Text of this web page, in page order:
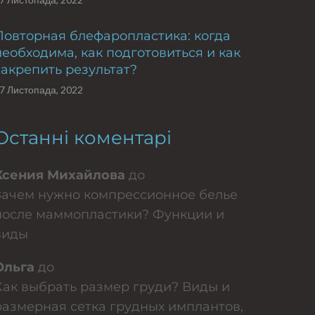
блефаропластика: когда
как подготовиться и как
результат?
Листопада, 2022
коментарі
Михайлова до
нужно компрессионное белье
маммопластики? Функции и
до
выбрать размер груди? Виды и
сетка грудных имплантов,